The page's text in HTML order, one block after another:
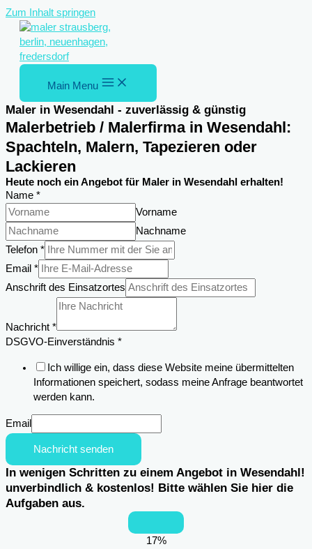
Zum Inhalt springen
Main Menu
Maler in Wesendahl - zuverlässig & günstig
Malerbetrieb / Malerfirma in Wesendahl:
Spachteln, Malern, Tapezieren oder
Lackieren
Heute noch ein Angebot für Maler in Wesendahl erhalten!
Name *
Vorname
Nachname
Telefon
DSGVO-
Einverständnis
Einsatzortes
Telefon *
Email *
Anschrift des Einsatzortes
Nachricht *
DSGVO-Einverständnis *
Ich willige ein, dass diese Website meine übermittelten
Informationen speichert, sodass meine Anfrage beantwortet
werden kann.
Email
Nachricht senden
In wenigen Schritten zu einem Angebot in Wesendahl!
unverbindlich & kostenlos! Bitte wählen Sie hier die
Aufgaben aus.
17%